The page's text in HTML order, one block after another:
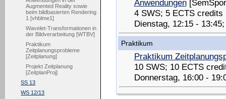
Augmented Reality sowie
beim bildbasierten Rendering
1 [vhblme1]
Wavelet-Transformationen in
der Bildverarbeitung [WTBV]
Praktikum
Zeitplanungsprobleme
[Zeitplanung]
Projekt Zeitplanung
[ZeitplanProj]
SS 13
WS 12/13
Anwendungen
4 SWS; 5 ECTS credits
Dienstag, 12:15 -
Praktikum
Praktikum
10 SWS; 10 ECTS
Donnerstag, 16:00 -